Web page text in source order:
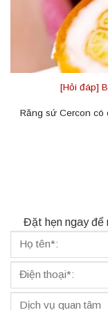
[Hỏi đáp]
Răng sứ Cercon có
Đặt hẹn ngay để